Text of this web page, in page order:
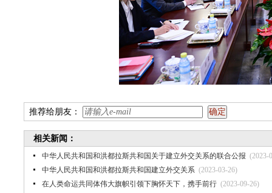
推荐给朋友：
相关新闻：
中华人民共和国和洪都拉斯共和国关于建立外交关系的联合公报 (2023-
中华人民共和国和洪都拉斯共和国建立外交关系 (2023-03-26)
在人类命运共同体伟大旗帜引领下胸怀天下，携手前行 (2023-09-26)